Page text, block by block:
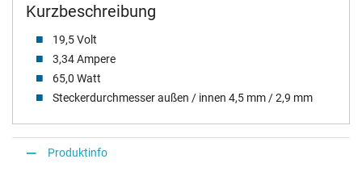
Kurzbeschreibung
19,5 Volt
3,34 Ampere
65,0 Watt
Steckerdurchmesser außen / innen 4,5 mm / 2,9 mm
Produktinfo